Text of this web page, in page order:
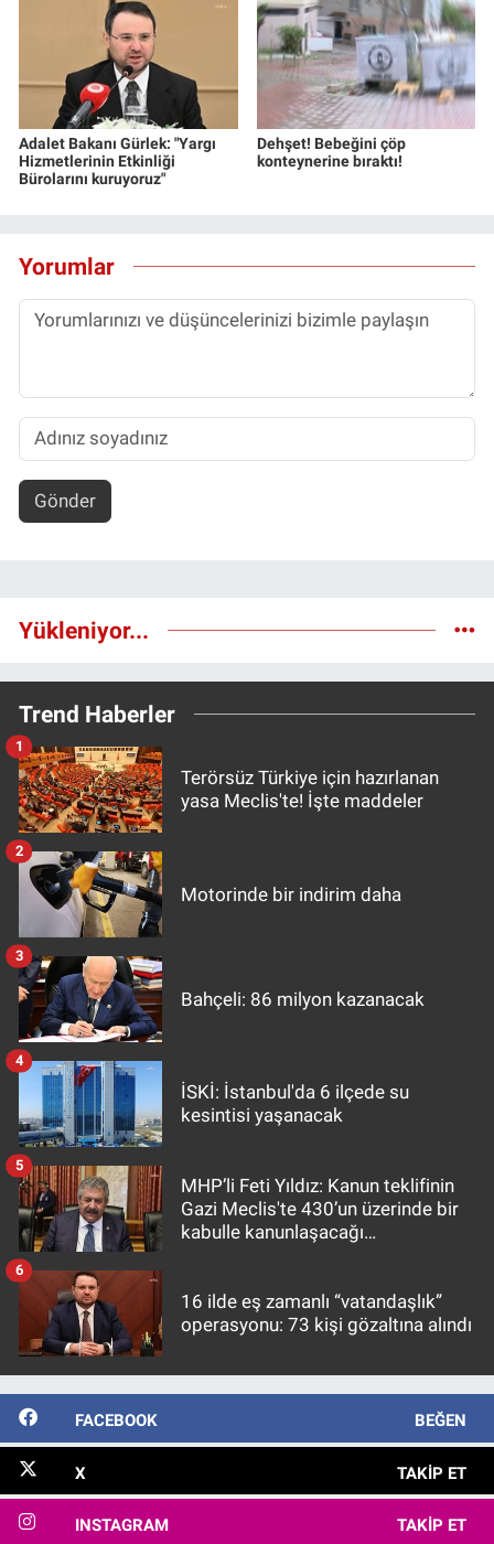
Adalet Bakanı Gürlek: "Yargı
Hizmetlerinin Etkinliği
Bürolarını kuruyoruz"
Dehşet! Bebeğini çöp
konteynerine bıraktı!
Yorumlar
Gönder
Yükleniyor...
Trend Haberler
Terörsüz Türkiye için hazırlanan
yasa Meclis'te! İşte maddeler
1
Motorinde bir indirim daha
2
Bahçeli: 86 milyon kazanacak
3
İSKİ: İstanbul'da 6 ilçede su
kesintisi yaşanacak
4
MHP’li Feti Yıldız: Kanun teklifinin
Gazi Meclis'te 430’un üzerinde bir
kabulle kanunlaşacağı
5
16 ilde eş zamanlı “vatandaşlık”
operasyonu: 73 kişi gözaltına alındı
6
FACEBOOK BEĞEN
X TAKIP ET
INSTAGRAM TAKIP ET